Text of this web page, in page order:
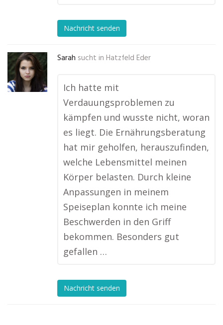
Nachricht senden
Sarah sucht in Hatzfeld Eder
Ich hatte mit
Verdauungsproblemen zu
kämpfen und wusste nicht, woran
es liegt. Die Ernährungsberatung
hat mir geholfen, herauszufinden,
welche Lebensmittel meinen
Körper belasten. Durch kleine
Anpassungen in meinem
Speiseplan konnte ich meine
Beschwerden in den Griff
bekommen. Besonders gut
gefallen …
Nachricht senden